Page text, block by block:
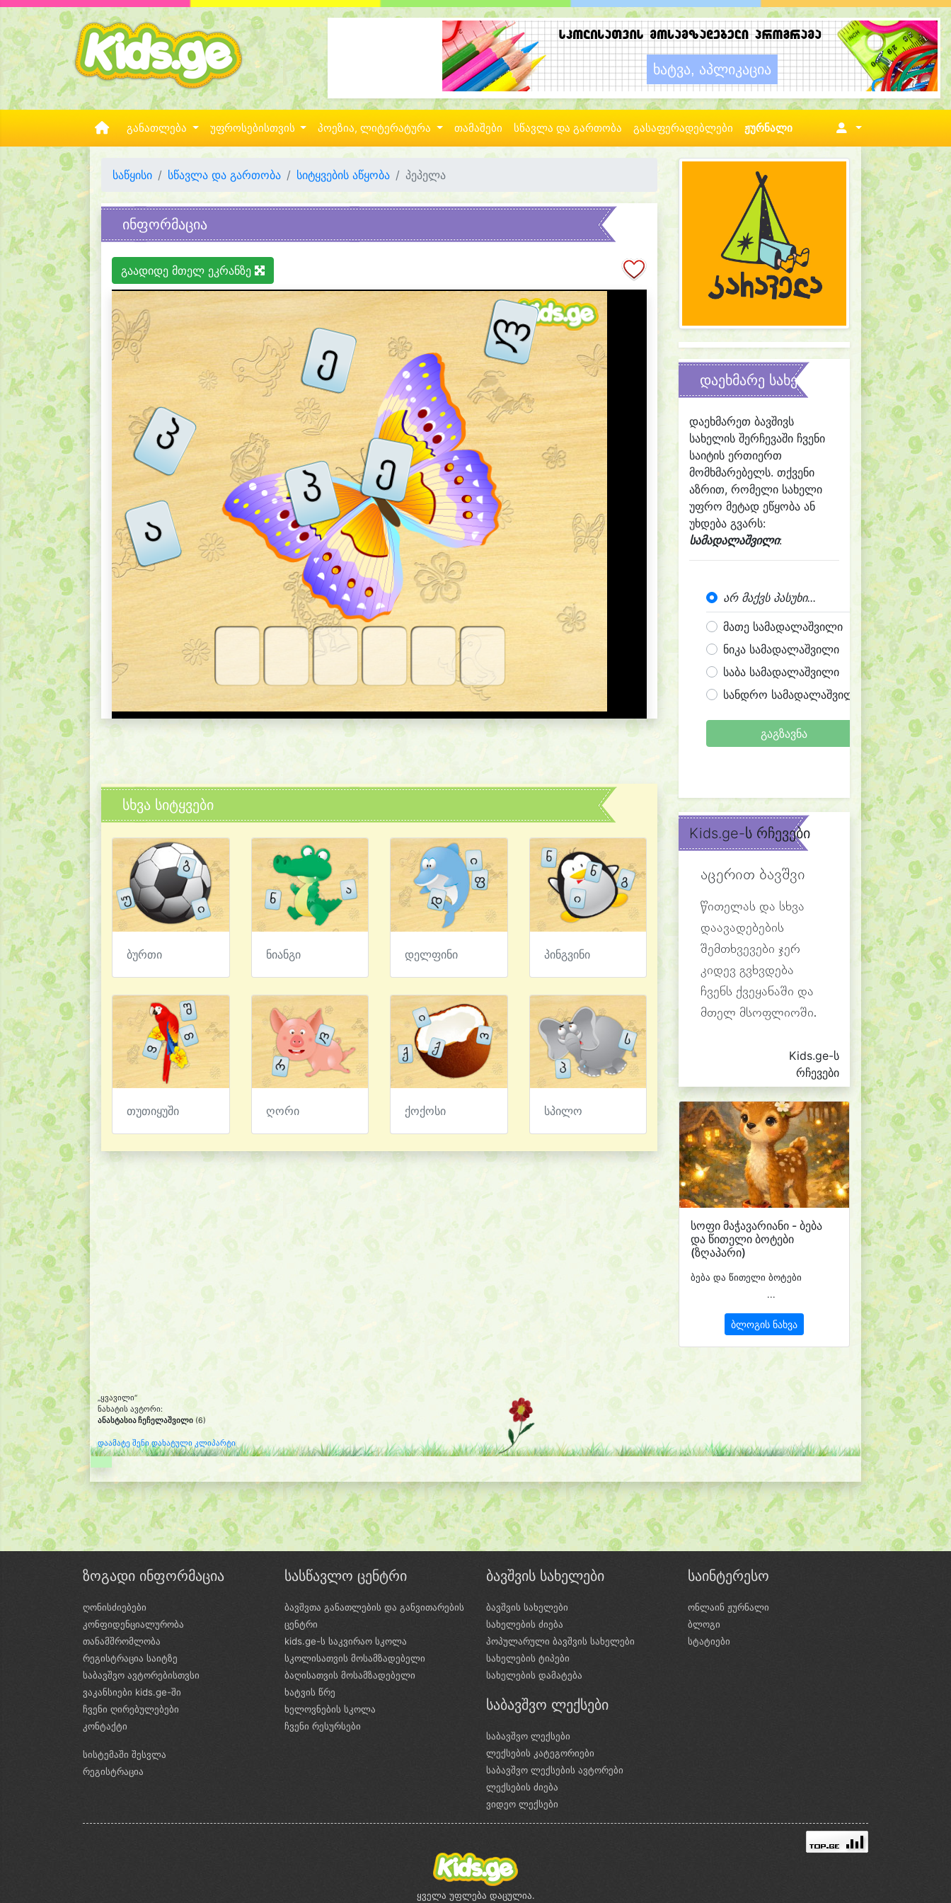
განათლება უფროსებისთვის პოეზია, ლიტერატურა თამაშები სწავლა და გართობა გასაფერადებლები ჟურნალი
საწყისი სწავლა და გართობა სიტყვების აწყობა პეპელა
ინფორმაცია
გაადიდე მთელ ეკრანზე
სხვა სიტყვები
ბურთი ნიანგი დელფინი პინგვინი
თუთიყუში ღორი ქოქოსი სპილო
დაეხმარე სახელის შერჩევაში
დაეხმარეთ ბავშივს
სახელის შერჩევაში ჩვენი
საიტის ერთიერთ
მომხმარებელს. თქვენი
აზრით, რომელი სახელი
უფრო მეტად ეწყობა ან
უხდება გვარს:
სამადალაშვილი:
არ მაქვს პასუხი...
მათე სამადალაშვილი
ნიკა სამადალაშვილი
საბა სამადალაშვილი
სანდრო სამადალაშვილი
გაგზავნა
Kids.ge-ს რჩევები
აცერით ბავშვი
წითელას და სხვა
დაავადებების
შემთხვევები ჯერ
კიდევ გვხვდება
ჩვენს ქვეყანაში და
მთელ მსოფლიოში.
Kids.ge-ს
რჩევები
სოფი მაჭავარიანი - ბება
და წითელი ბოტები
(ზღაპარი)
ბება და წითელი ბოტები
...
ბლოგის ნახვა
„ყვავილი“
ნახატის ავტორი:
ანასტასია ჩეჩელაშვილი (6)
დაამატე შენი დახატული კლიპარტი
ზოგადი ინფორმაცია
ღონისძიებები
კონფიდენციალურობა
თანამშრომლობა
რეგისტრაცია საიტზე
საბავშვო ავტორებისთვსი
ვაკანსიები kids.ge-ში
ჩვენი ღირებულებები
კონტაქტი
სისტემაში შესვლა
რეგისტრაცია
სასწავლო ცენტრი
ბავშვთა განათლების და განვითარების
ცენტრი
kids.ge-ს საკვირაო სკოლა
სკოლისათვის მოსამზადებელი
ბაღისათვის მოსამზადებელი
ხატვის წრე
ხელოვნების სკოლა
ჩვენი რესურსები
ბავშვის სახელები
ბავშვის სახელები
სახელების ძიება
პოპულარული ბავშვის სახელები
სახელების ტიპები
სახელების დამატება
საბავშვო ლექსები
საბავშვო ლექსები
ლექსების კატეგორიები
საბავშვო ლექსების ავტორები
ლექსების ძიება
ვიდეო ლექსები
საინტერესო
ონლაინ ჟურნალი
ბლოგი
სტატიები
ყველა უფლება დაცულია.